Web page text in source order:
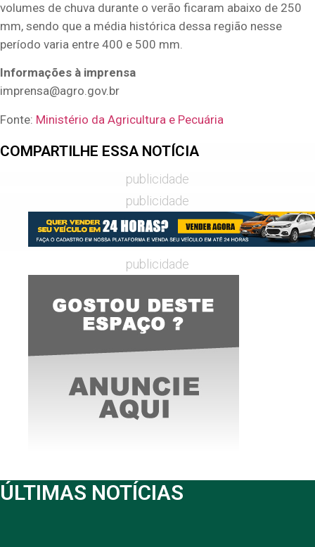
volumes de chuva durante o verão ficaram abaixo de 250
mm, sendo que a média histórica dessa região nesse
período varia entre 400 e 500 mm.
Informações à imprensa
imprensa@agro.gov.br
Fonte: Ministério da Agricultura e Pecuária
COMPARTILHE ESSA NOTÍCIA
publicidade
publicidade
publicidade
ÚLTIMAS NOTÍCIAS